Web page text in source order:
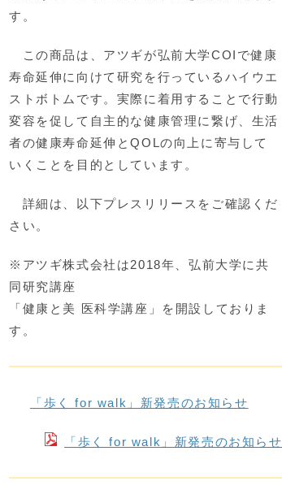
す。
この商品は、アツギが弘前大学COIで健康
寿命延伸に向けて研究を行っているハイウエ
ストボトムです。実際に着用することで行動
変容を促して自主的な健康管理に繋げ、生活
者の健康寿命延伸とQOLの向上に寄与して
いくことを目的としています。
詳細は、以下プレスリリースをご確認くだ
さい。
※アツギ株式会社は2018年、弘前大学に共
同研究講座
「健康と美 医科学講座」を開設しておりま
す。
「歩く for walk」新発売のお知らせ
「歩く for walk」新発売のお知らせ